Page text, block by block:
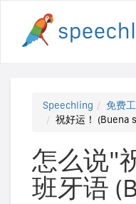
Speechling 免费
祝好运！ (Buena
怎么说"
班牙语